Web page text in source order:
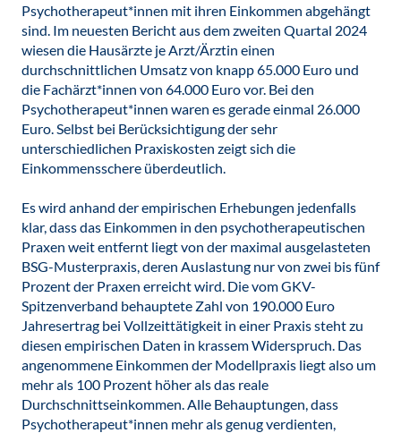
Psychotherapeut*innen mit ihren Einkommen abgehängt
sind. Im neuesten Bericht aus dem zweiten Quartal 2024
wiesen die Hausärzte je Arzt/Ärztin einen
durchschnittlichen Umsatz von knapp 65.000 Euro und
die Fachärzt*innen von 64.000 Euro vor. Bei den
Psychotherapeut*innen waren es gerade einmal 26.000
Euro. Selbst bei Berücksichtigung der sehr
unterschiedlichen Praxiskosten zeigt sich die
Einkommensschere überdeutlich.
Es wird anhand der empirischen Erhebungen jedenfalls
klar, dass das Einkommen in den psychotherapeutischen
Praxen weit entfernt liegt von der maximal ausgelasteten
BSG-Musterpraxis, deren Auslastung nur von zwei bis fünf
Prozent der Praxen erreicht wird. Die vom GKV-
Spitzenverband behauptete Zahl von 190.000 Euro
Jahresertrag bei Vollzeittätigkeit in einer Praxis steht zu
diesen empirischen Daten in krassem Widerspruch. Das
angenommene Einkommen der Modellpraxis liegt also um
mehr als 100 Prozent höher als das reale
Durchschnittseinkommen. Alle Behauptungen, dass
Psychotherapeut*innen mehr als genug verdienten,